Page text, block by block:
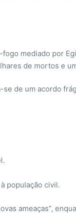
mediado por
de mortos e
de um acordo
população civil.
ameaças”,